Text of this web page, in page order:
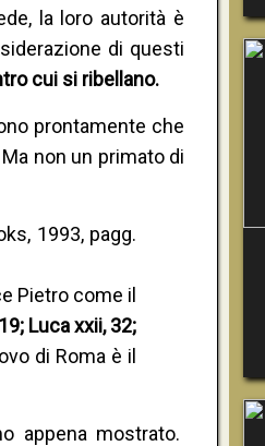
la loro autorità è
di questi
cui si ribellano.
prontamente che
non un primato di
1993, pagg.
Pietro come il
Luca xxii, 32;
di Roma è il
appena mostrato.